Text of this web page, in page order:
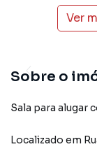
Ver
Sobre o
Sala para alugar
Localizado em